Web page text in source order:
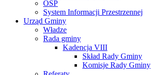
OSP
System Informacji Przestrzennej
Urząd Gminy
Władze
Rada gminy
Kadencja VIII
Skład Rady Gminy
Komisje Rady Gminy